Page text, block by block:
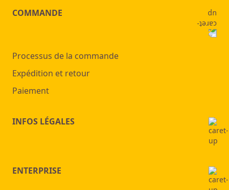
COMMANDE
Processus de la commande
Expédition et retour
Paiement
INFOS LÉGALES
ENTERPRISE